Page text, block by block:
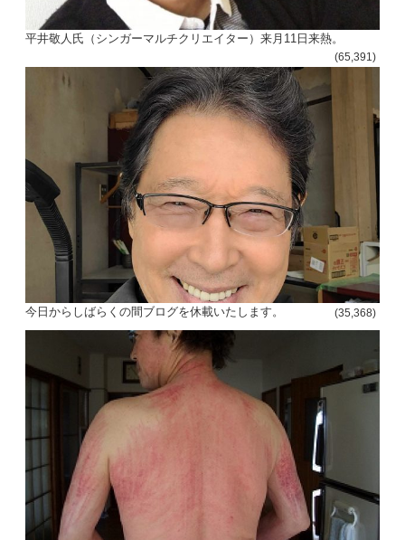
平井敬人氏（シンガーマルチクリエイター）来月11日来熱。
(65,391)
今日からしばらくの間ブログを休載いたします。 (35,368)